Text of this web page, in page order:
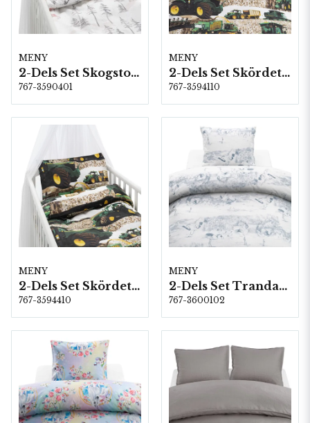
MENY
2-Dels Set Skogstomte Vit/Grå Spjälsäng
767-3590401
MENY
2-Dels Set Skördetröska Grön
767-3594110
MENY
2-Dels Set Skördetröska Grön Spjälsäng
767-3594410
MENY
2-Dels Set Trandansen Blå
767-3600102